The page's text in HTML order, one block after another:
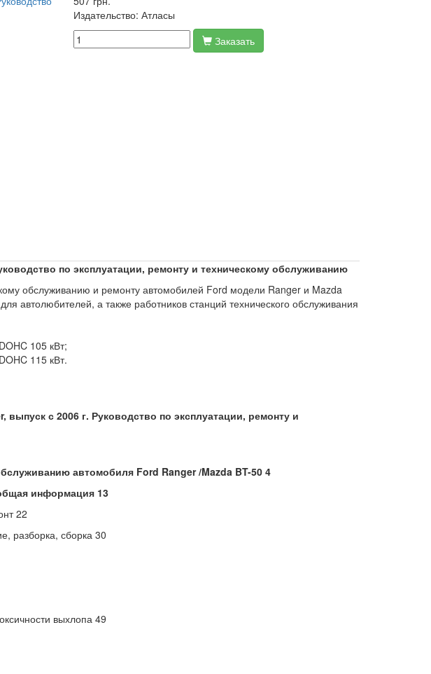
Издательство: Атласы
Заказать
по эксплуатации, ремонту и техническому обслуживанию
обслуживанию и ремонту автомобилей Ford модели Ranger и Mazda
автолюбителей, а также работников станций технического обслуживания
105 кВт;
115 кВт.
выпуск с 2006 г. Руководство по эксплуатации, ремонту и
автомобиля Ford Ranger /Mazda BT-50 4
информация 13
22
разборка, сборка 30
выхлопа 49